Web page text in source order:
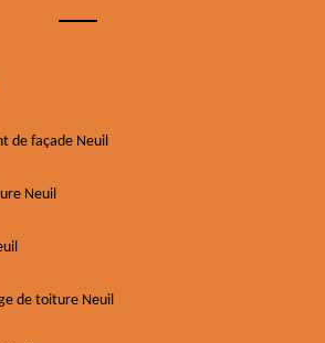
de façade Neuil
Neuil
de toiture Neuil